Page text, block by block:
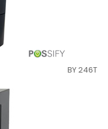
BY 246T